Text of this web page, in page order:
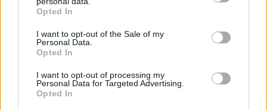
grant or deny consent to Google and its third-party tags to
use your data for below specified purposes in below Google
consent section.
Opted In
I want to opt-out of the Sale of my
Personal Data.
Opted In
I want to opt-out of processing my
Personal Data for Targeted Advertising.
Opted In
απαξίωσης και ηθικής έλλειψης
της πολιτικής αντιπαράθεσης πρόσωπα του
οικογενειακού περιβάλλοντος των πολιτικών».
«Δεν είναι δυνατόν με κανένα ηθικό τρόπο να
μπαίνει σε αυτή τη συζήτηση η οικογένειά